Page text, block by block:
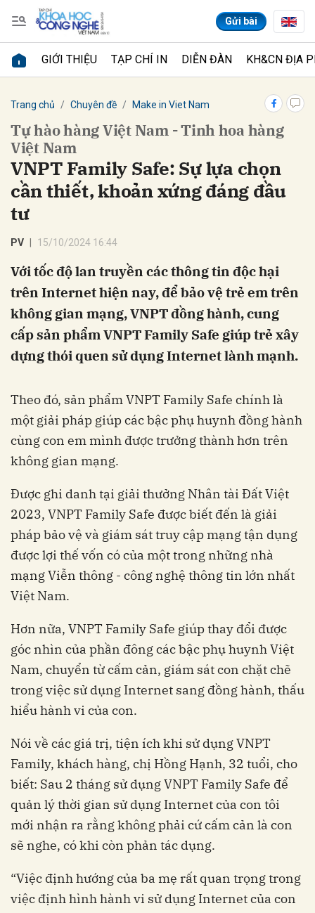
Gửi bài
GIỚI THIỆU TẠP CHÍ IN DIỄN ĐÀN KH&CN ĐỊA
Trang chủ Chuyên đề Make in Viet Nam
Tự hào hàng Việt Nam - Tinh hoa hàng
Việt Nam
VNPT Family Safe: Sự lựa chọn
cần thiết, khoản xứng đáng đầu
tư
PV 15/10/2024 16:44
Với tốc độ lan truyền các thông tin độc hại
trên Internet hiện nay, để bảo vệ trẻ em trên
không gian mạng, VNPT đồng hành, cung
cấp sản phẩm VNPT Family Safe giúp trẻ xây
dựng thói quen sử dụng Internet lành mạnh.
Theo đó, sản phẩm VNPT Family Safe chính là
một giải pháp giúp các bậc phụ huynh đồng hành
cùng con em mình được trưởng thành hơn trên
không gian mạng.
Được ghi danh tại giải thưởng Nhân tài Đất Việt
2023, VNPT Family Safe được biết đến là giải
pháp bảo vệ và giám sát truy cập mạng tận dụng
được lợi thế vốn có của một trong những nhà
mạng Viễn thông - công nghệ thông tin lớn nhất
Việt Nam.
Hơn nữa, VNPT Family Safe giúp thay đổi được
góc nhìn của phần đông các bậc phụ huynh Việt
Nam, chuyển từ cấm cản, giám sát con chặt chẽ
trong việc sử dụng Internet sang đồng hành, thấu
hiểu hành vi của con.
Nói về các giá trị, tiện ích khi sử dụng VNPT
Family, khách hàng, chị Hồng Hạnh, 32 tuổi, cho
biết: Sau 2 tháng sử dụng VNPT Family Safe để
quản lý thời gian sử dụng Internet của con tôi
mới nhận ra rằng không phải cứ cấm cản là con
sẽ nghe, có khi còn phản tác dụng.
“Việc định hướng của ba mẹ rất quan trọng trong
việc định hình hành vi sử dụng Internet của con
Gửi bình luận